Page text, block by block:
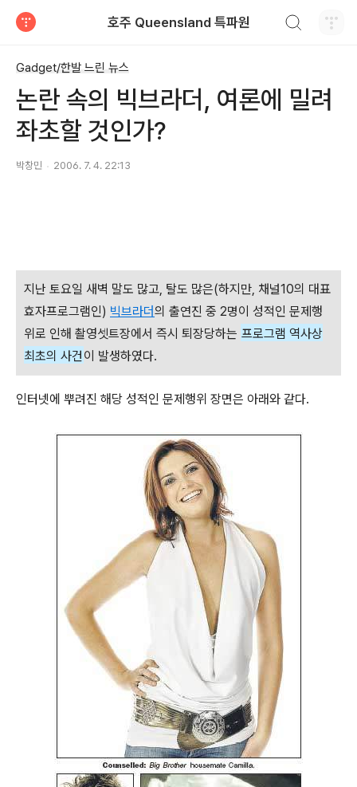
호주 Queensland 특파원
Gadget/한발 느린 뉴스
논란 속의 빅브라더, 여론에 밀려
좌초할 것인가?
박창민 2006. 7. 4. 22:13
지난 토요일 새벽 말도 많고, 탈도 많은(하지만, 채널10의 대표
효자프로그램인) 빅브라더의 출연진 중 2명이 성적인 문제행
위로 인해 촬영셋트장에서 즉시 퇴장당하는 프로그램 역사상
최초의 사건 이 발생하였다.
인터넷에 뿌려진 해당 성적인 문제행위 장면은 아래와 같다.